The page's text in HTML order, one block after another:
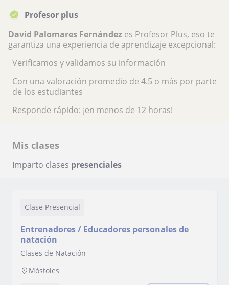
Profesor plus
David Palomares Fernández es Profesor Plus, eso te
garantiza una experiencia de aprendizaje excepcional:
Verificamos y validamos su información
Con una valoración promedio de 4.5 o más por parte
de los estudiantes
Responde rápido: ¡en menos de 12 horas!
Mis clases
Imparto clases presenciales
Clase Presencial
Entrenadores / Educadores personales de
natación
Clases de Natación
Móstoles